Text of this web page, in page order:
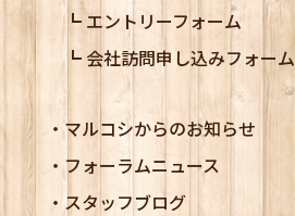
エントリーフォーム
会社訪問申し込みフォーム
マルコシからのお知らせ
フォーラムニュース
スタッフブログ